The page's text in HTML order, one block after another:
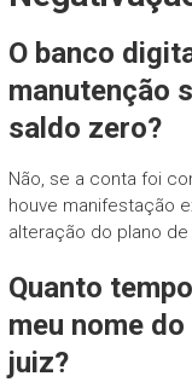
O banco
manutenção
saldo zero?
Não, se a conta foi
houve manifestação
alteração do plano
Quanto
meu nome
juiz?